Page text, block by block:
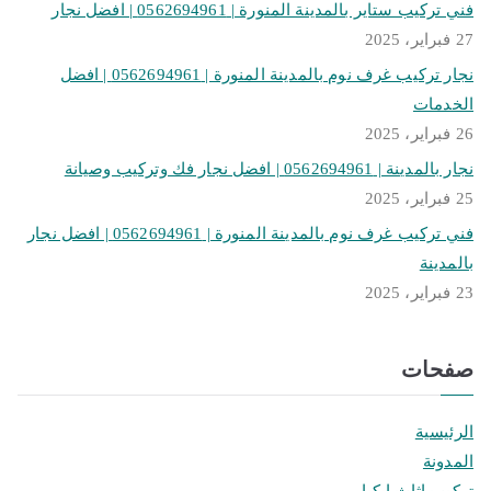
فني تركيب ستاير بالمدينة المنورة | 0562694961 | افضل نجار
27 فبراير، 2025
نجار تركيب غرف نوم بالمدينة المنورة | 0562694961 | افضل
الخدمات
26 فبراير، 2025
نجار بالمدينة | 0562694961 | افضل نجار فك وتركيب وصيانة
25 فبراير، 2025
فني تركيب غرف نوم بالمدينة المنورة | 0562694961 | افضل نجار
بالمدينة
23 فبراير، 2025
صفحات
الرئيسية
المدونة